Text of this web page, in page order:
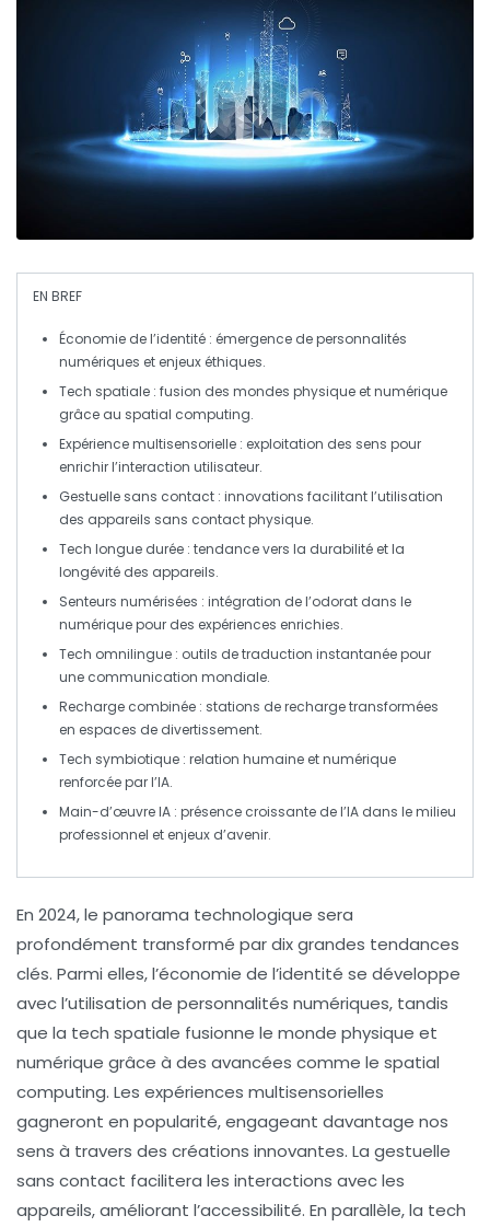
EN BREF
Économie de l’identité : émergence de personnalités
numériques et enjeux éthiques.
Tech spatiale : fusion des mondes physique et numérique
grâce au spatial computing.
Expérience multisensorielle : exploitation des sens pour
enrichir l’interaction utilisateur.
Gestuelle sans contact : innovations facilitant l’utilisation
des appareils sans contact physique.
Tech longue durée : tendance vers la durabilité et la
longévité des appareils.
Senteurs numérisées : intégration de l’odorat dans le
numérique pour des expériences enrichies.
Tech omnilingue : outils de traduction instantanée pour
une communication mondiale.
Recharge combinée : stations de recharge transformées
en espaces de divertissement.
Tech symbiotique : relation humaine et numérique
renforcée par l’IA.
Main-d’œuvre IA : présence croissante de l’IA dans le milieu
professionnel et enjeux d’avenir.
En 2024, le panorama technologique sera
profondément transformé pardix grandes tendances
clés. Parmi elles, l’économie de l’identité se développe
avec l’utilisation de personnalités numériques, tandis
que la tech spatiale fusionne le monde physique et
numérique grâce à des avancées comme le spatial
computing. Les expériences multisensorielles
gagneront en popularité, engageant davantage nos
sens à travers des créations innovantes. La gestuelle
sans contact facilitera les interactions avec les
appareils, améliorant l’accessibilité. En parallèle, la tech